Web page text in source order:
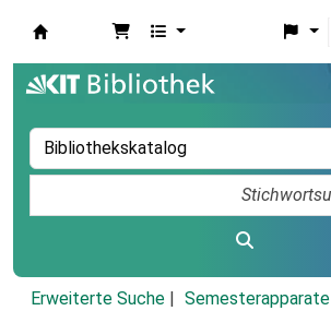
Erweiterte Suche Semesterapparate